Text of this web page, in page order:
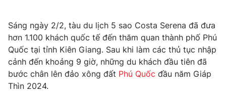
Câu chuyện quốc tế
Thị trường
Góc doanh nghiệp
Dữ liệu và đời sống
Truyền hình
Phim VTV
Giải trí
Sáng ngày 2/2, tàu du lịch 5 sao Costa Serena đã đưa
hơn 1.100 khách quốc tế đến thăm quan thành phố Phú
Quốc tại tỉnh Kiên Giang. Sau khi làm các thủ tục nhập
cảnh đến khoảng 9 giờ, những du khách đầu tiên đã
bước chân lên đảo xông đất Phú Quốc đầu năm Giáp
Thìn 2024.